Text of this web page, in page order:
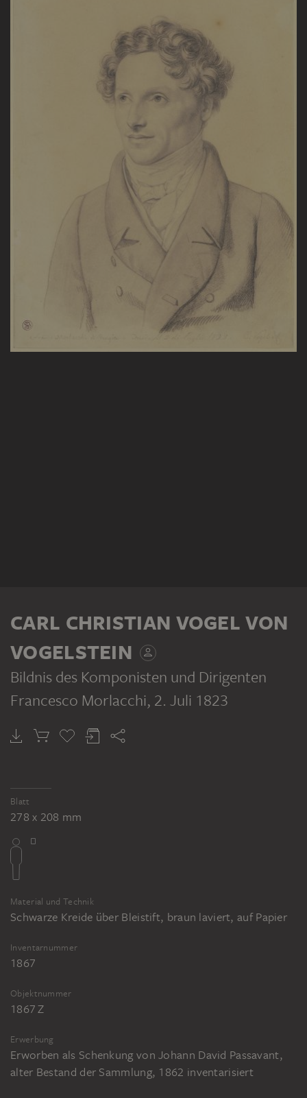
CARL CHRISTIAN VOGEL VON
VOGELSTEIN
Bildnis des Komponisten und Dirigenten
Francesco Morlacchi, 2. Juli 1823
Blatt
278 x 208 mm
Material und Technik
Schwarze Kreide über Bleistift, braun laviert, auf Papier
Inventarnummer
1867
Objektnummer
1867 Z
Erwerbung
Erworben als Schenkung von Johann David Passavant,
alter Bestand der Sammlung, 1862 inventarisiert